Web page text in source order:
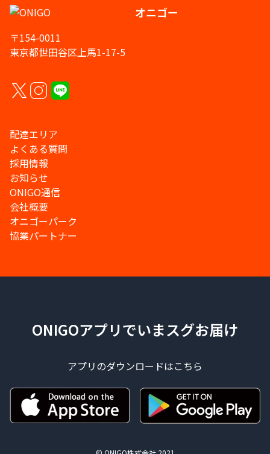
オニゴー
〒154-0011
東京都世田谷区上馬1-17-5
配達エリア
よくある質問
採用情報
お知らせ
ONIGO通信
会社概要
オニゴーパーク
協業パートナー
ONIGOアプリでいまスグお届け
アプリのダウンロードはこちら